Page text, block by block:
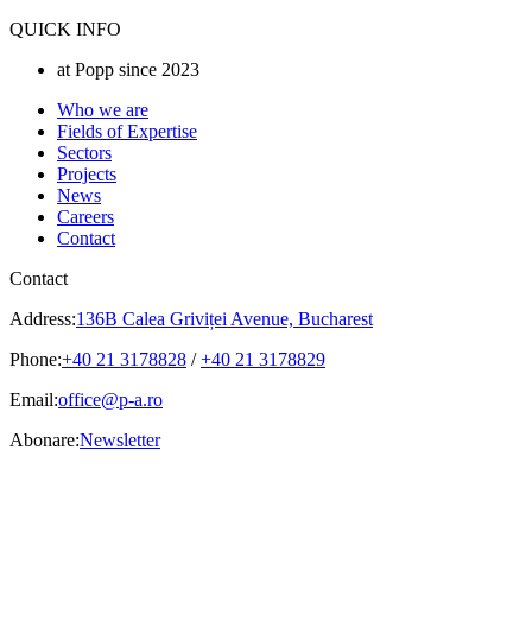
QUICK INFO
at Popp since 2023
Who we are
Fields of Expertise
Sectors
Projects
News
Careers
Contact
Contact
Address:136B Calea Griviței Avenue, Bucharest
Phone:+40 21 3178828 /+40 21 3178829
Email:office@p-a.ro
Abonare:Newsletter